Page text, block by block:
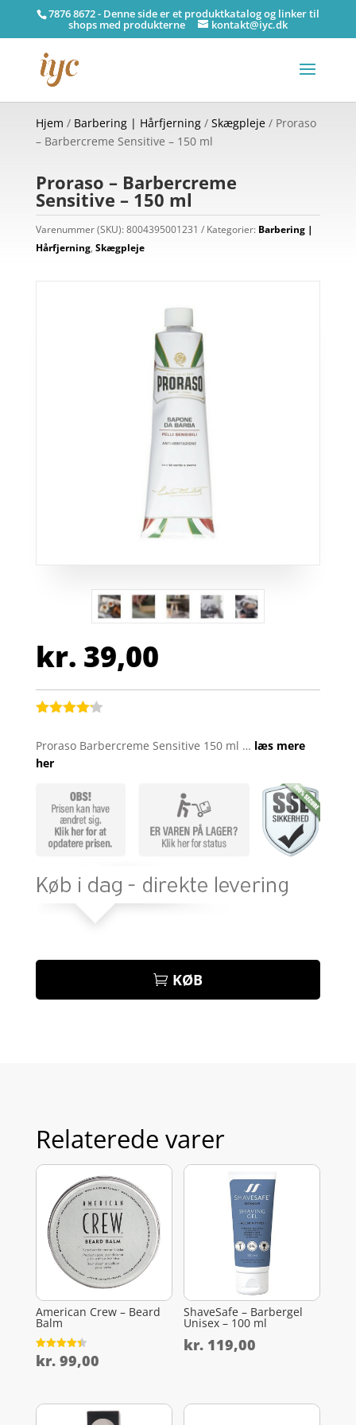
7876 8672 - Denne side er et produktkatalog og linker til
shops med produkterne kontakt@iyc.dk
Hjem / Barbering | Hårfjerning/ Skægpleje/ Proraso
– Barbercreme Sensitive – 150 ml
Proraso – Barbercreme
Sensitive – 150 ml
Varenummer (SKU):8004395001231 Kategorier: Barbering |
Hårfjerning, Skægpleje
kr. 39,00
ud af 5
baseret
mmelser
Proraso Barbercreme Sensitive 150 ml … læs mere
her
KØB
Relaterede varer
American Crew – Beard
Balm
Vurderet
4.4
kr.99,00
ShaveSafe – Barbergel
Unisex – 100 ml
kr. 119,00